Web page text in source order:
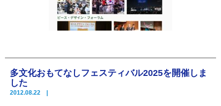
多文化おもてなしフェスティバル2025を開催しま
した
2012.08.22 |